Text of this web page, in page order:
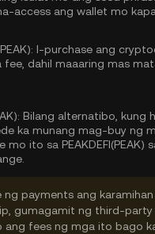
access ang wallet mo
I-purchase ang
dahil maaaring mas
Bilang alternatibo, kung
ka munang mag-buy ng
ito sa
ng payments ang
gumagamit ng third-
ang fees ng mga ito bago